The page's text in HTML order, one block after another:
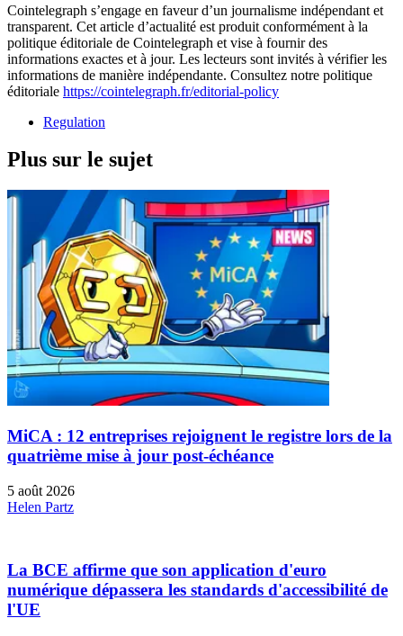
Cointelegraph s’engage en faveur d’un journalisme indépendant et
transparent. Cet article d’actualité est produit conformément à la
politique éditoriale de Cointelegraph et vise à fournir des
informations exactes et à jour. Les lecteurs sont invités à vérifier les
informations de manière indépendante. Consultez notre politique
éditoriale https://cointelegraph.fr/editorial-policy
Regulation
Plus sur le sujet
MiCA : 12 entreprises rejoignent le registre lors de la
quatrième mise à jour post-échéance
5 août 2026
Helen Partz
La BCE affirme que son application d'euro
numérique dépassera les standards d'accessibilité de
l'UE